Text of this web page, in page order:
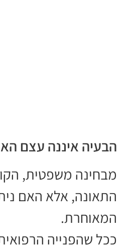
הבעיה איננה עצם
מבחינה משפטית,
התאונה, אלא האם
המאוחרת.
ככל שהפנייה